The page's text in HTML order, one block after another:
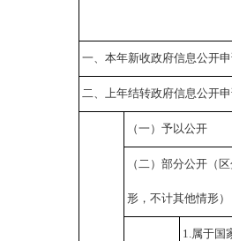
一、本年新收政府信息公开
二、上年结转政府信息公开
（一）予以公开
（二）部分公开 （
形，不计其他情形）
1.属于国